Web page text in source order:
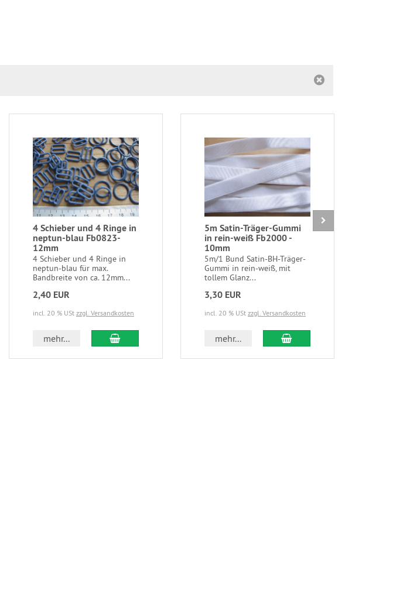
4 Schieber und 4 Ringe in
neptun-blau Fb0823-
12mm
4 Schieber und 4 Ringe in
neptun-blau für max.
Bandbreite von ca. 12mm...
2,40 EUR
incl. 20 % USt zzgl. Versandkosten
mehr... In den Warenkorb
5m Satin-Träger-Gummi
in rein-weiß Fb2000 -
10mm
5m/1 Bund Satin-BH-Träger-
Gummi in rein-weiß, mit
tollem Glanz...
3,30 EUR
incl. 20 % USt zzgl. Versandkosten
mehr... In den Warenkorb